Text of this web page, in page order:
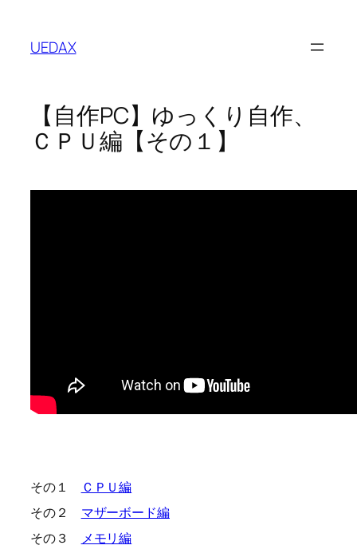
UEDAX
【自作PC】ゆっくり自作、
ＣＰＵ編【その１】
その１
ＣＰＵ編
その２ マザーボード編
その３
メモリ編